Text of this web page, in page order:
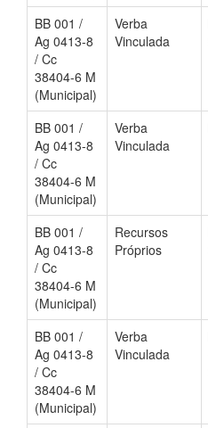
BB 001 /
Ag 0413-8
/ Cc
38404-6 M
(Municipal)
Verba
Vinculada
BB 001 /
Ag 0413-8
/ Cc
38404-6 M
(Municipal)
Verba
Vinculada
BB 001 /
Ag 0413-8
/ Cc
38404-6 M
(Municipal)
Recursos
Próprios
BB 001 /
Ag 0413-8
/ Cc
38404-6 M
(Municipal)
Verba
Vinculada